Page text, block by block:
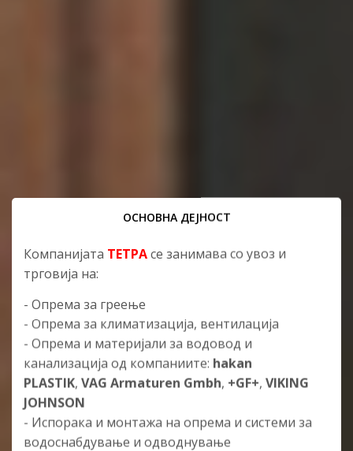
ОСНОВНА ДЕЈНОСТ
Компанијата ТЕТРАсе занимава со увоз и
трговија на:
- Опрема за греење
- Опрема за климатизација, вентилација
- Опрема и материјали за водовод и
канализација од компаниите: hakan
PLASTIK, VAG Armaturen Gmbh, +GF+, VIKING
JOHNSON
- Испорака и монтажа на опрема и системи за
водоснабдување и одводнување